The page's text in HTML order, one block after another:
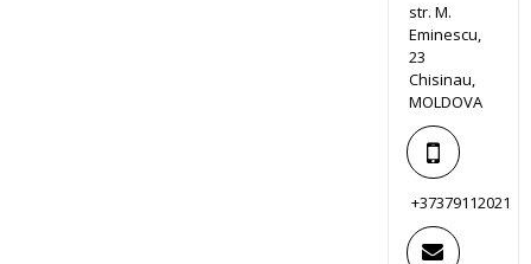
str. M.
Eminescu,
23
Chisinau,
MOLDOVA
+37379112021